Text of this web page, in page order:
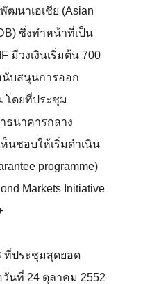
ฒนาเอเชีย (Asian
ซึ่งทำหน้าที่เป็น
มีวงเงินเริ่มต้น 700
นับสนุนการออก
โดยที่ประชุม
ธนาคารกลาง
ห็นชอบให้เริ่มดำเนิน
programme)
Markets Initiative
ที่ประชุมสุดยอด
วันที่ 24 ตุลาคม 2552